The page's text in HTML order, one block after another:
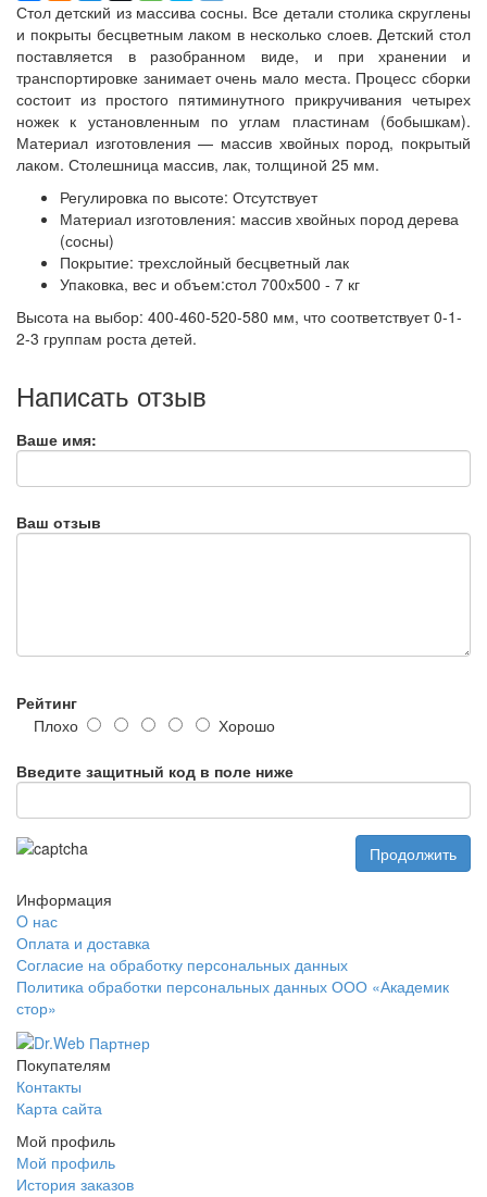
Стол детский из массива сосны. Все детали столика скруглены
и покрыты бесцветным лаком в несколько слоев. Детский стол
поставляется в разобранном виде, и при хранении и
транспортировке занимает очень мало места. Процесс сборки
состоит из простого пятиминутного прикручивания четырех
ножек к установленным по углам пластинам (бобышкам).
Материал изготовления — массив хвойных пород, покрытый
лаком. Столешница массив, лак, толщиной 25 мм.
Регулировка по высоте: Отсутствует
Материал изготовления: массив хвойных пород дерева
(сосны)
Покрытие: трехслойный бесцветный лак
Упаковка, вес и объем:стол 700х500 - 7 кг
Высота на выбор: 400-460-520-580 мм, что соответствует 0-1-
2-3 группам роста детей.
Написать отзыв
Ваше имя:
Ваш отзыв
Рейтинг
Плохо
Хорошо
Введите защитный код в поле ниже
Продолжить
Информация
O нас
Оплата и доставка
Согласие на обработку персональных данных
Политика обработки персональных данных ООО «Академик
стор»
Покупателям
Контакты
Карта сайта
Мой профиль
Мой профиль
История заказов